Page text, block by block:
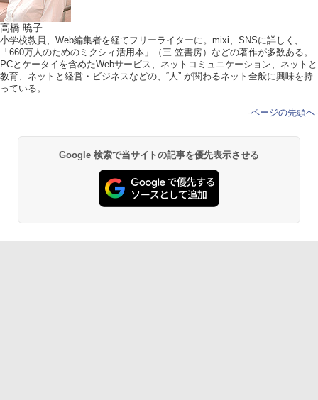
高橋 暁子
小学校教員、Web編集者を経てフリーライターに。mixi、SNSに詳しく、
「660万人のためのミクシィ活用本」（三 笠書房）などの著作が多数ある。
PCとケータイを含めたWebサービス、ネットコミュニケーション、ネットと
教育、ネットと経営・ビジネスなどの、“人” が関わるネット全般に興味を持
っている。
-ページの先頭へ-
Google 検索で当サイトの記事を優先表示させる